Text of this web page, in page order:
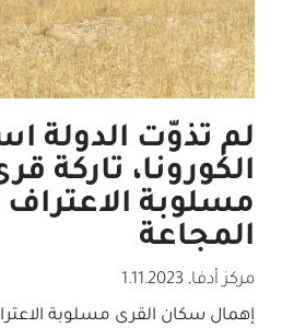
لم تذوّت الدولة
الكورونا، تاركة
مسلوبة
المجاعة
مركز أدفا,
1.11.2023
إهمال سكان القرى مسلوبة